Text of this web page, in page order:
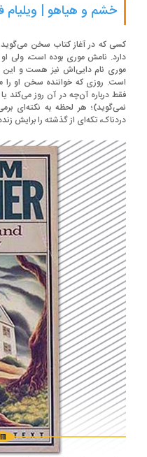
خشم و هیاهو | ویلیام فاکنر
که در آغاز کتاب سخن می‌گوید به
نامش موری بوده است، ‌ولی او را
نام دایی‌اش نیز هست و این نام
درباره آن‌چه در آن روز می‌کند یا
هر لحظه به نکته‌ای برمی‌خورد
تکه‌ای از گذشته را برایش زنده